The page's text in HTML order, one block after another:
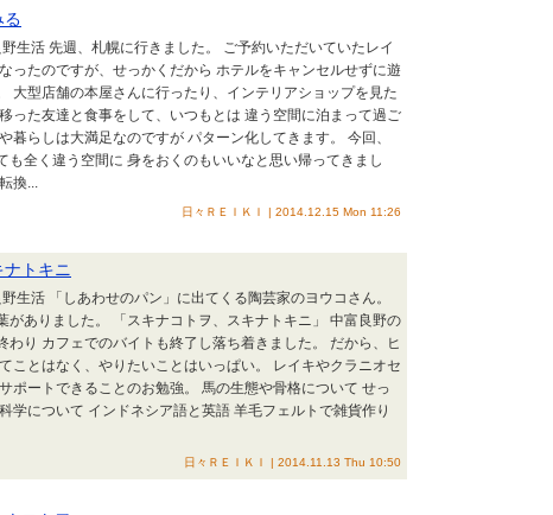
る
生活 先週、札幌に行きました。 ご予約いただいていたレイ
ったのですが、せっかくだから ホテルをキャンセルせずに遊
大型店舗の本屋さんに行ったり、インテリアショップを見た
った友達と食事をして、いつもとは 違う空間に泊まって過ご
暮らしは大満足なのですが パターン化してきます。 今回、
も全く違う空間に 身をおくのもいいなと思い帰ってきまし
換...
日々ＲＥＩＫＩ | 2014.12.15 Mon 11:26
トキニ
生活 「しあわせのパン」に出てくる陶芸家のヨウコさん。
がありました。 「スキナコトヲ、スキナトキニ」 中富良野の
わり カフェでのバイトも終了し落ち着きました。 だから、ヒ
ことはなく、やりたいことはいっぱい。 レイキやクラニオセ
ポートできることのお勉強。 馬の生態や骨格について せっ
学について インドネシア語と英語 羊毛フェルトで雑貨作り
日々ＲＥＩＫＩ | 2014.11.13 Thu 10:50